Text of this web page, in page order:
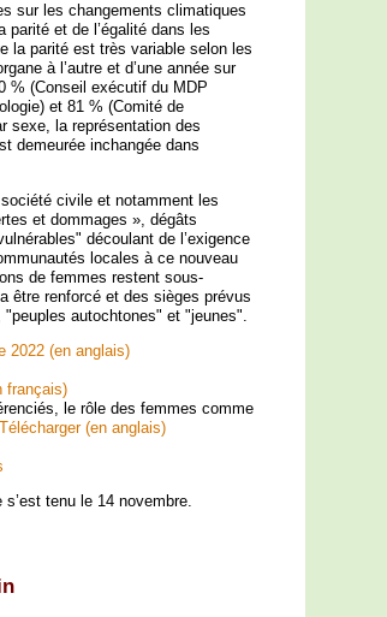
sur les changements climatiques
parité et de l’égalité dans les
la parité est très variable selon les
à l’autre et d’une année sur
% (Conseil exécutif du MDP
et 81 % (Comité de
sexe, la représentation des
demeurée inchangée dans
civile et notamment les
et dommages », dégâts
découlant de l’exigence
locales à ce nouveau
de femmes restent sous-
être renforcé et des sièges prévus
autochtones" et "jeunes".
2022 (en anglais)
français)
le rôle des femmes comme
Télécharger (en anglais)
tenu le 14 novembre.